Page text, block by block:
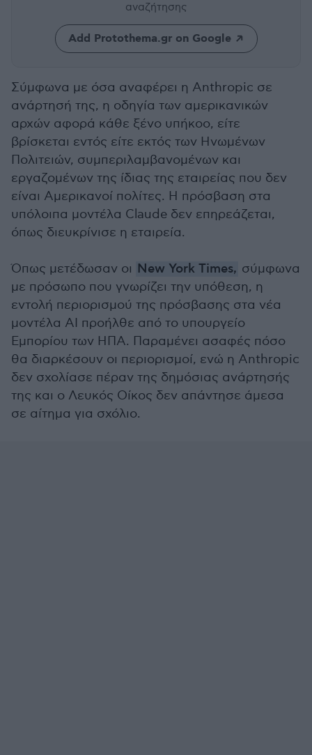
αναζήτησης
Add Protothema.gr on Google
Σύμφωνα με όσα αναφέρει η Anthropic σε
ανάρτησή της, η οδηγία των αμερικανικών
αρχών αφορά κάθε ξένο υπήκοο, είτε
βρίσκεται εντός είτε εκτός των Ηνωμένων
Πολιτειών, συμπεριλαμβανομένων και
εργαζομένων της ίδιας της εταιρείας που δεν
είναι Αμερικανοί πολίτες. Η πρόσβαση στα
υπόλοιπα μοντέλα Claude δεν επηρεάζεται,
όπως διευκρίνισε η εταιρεία.
Όπως μετέδωσαν οι New York Times, σύμφωνα
με πρόσωπο που γνωρίζει την υπόθεση, η
εντολή περιορισμού της πρόσβασης στα νέα
μοντέλα AI προήλθε από το υπουργείο
Εμπορίου των ΗΠΑ. Παραμένει ασαφές πόσο
θα διαρκέσουν οι περιορισμοί, ενώ η Anthropic
δεν σχολίασε πέραν της δημόσιας ανάρτησής
της και ο Λευκός Οίκος δεν απάντησε άμεσα
σε αίτημα για σχόλιο.